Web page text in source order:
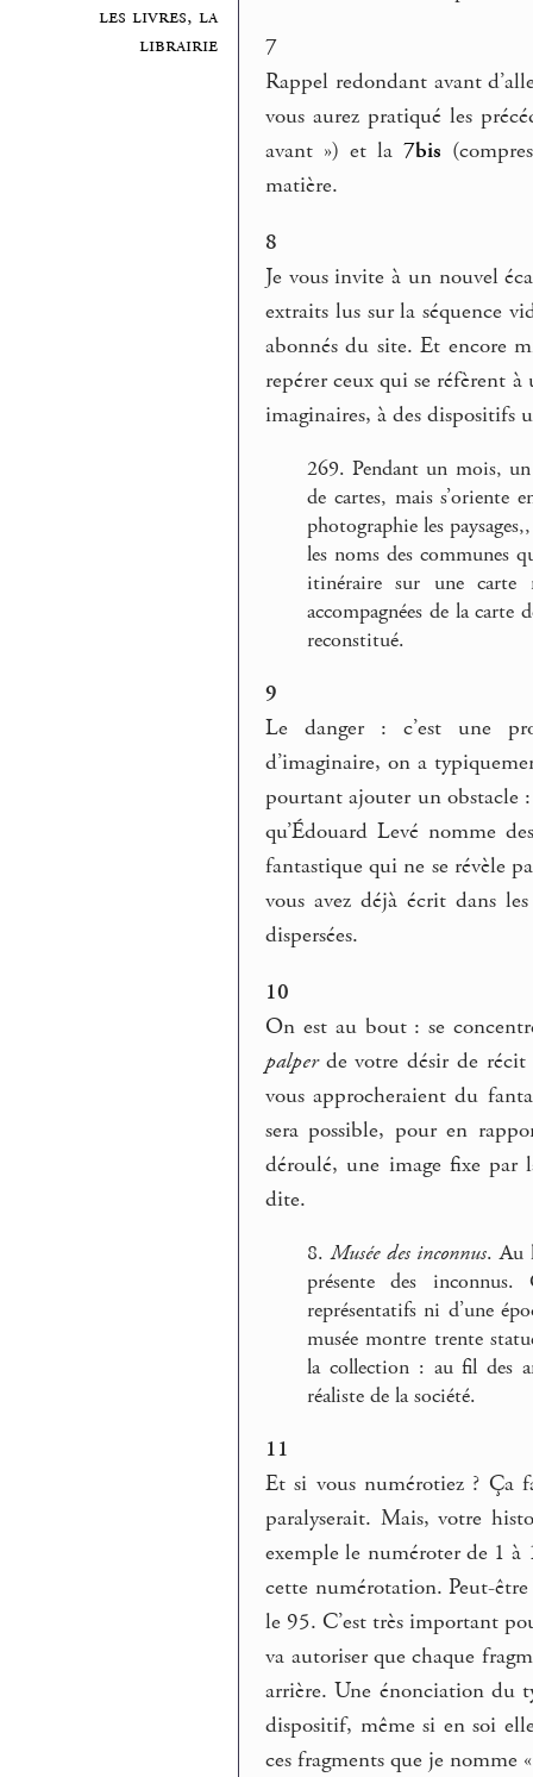
les livres, la
librairie
7
Rappel redondant avant
vous aurez pratiqué les
avant ») et la 7bis
matière.
8
Je vous invite à un nouvel
extraits lus sur la séquence
abonnés du site. Et encore
repérer ceux qui se réfèrent
imaginaires, à des dispositifs
269. Pendant un mois,
de cartes, mais s’oriente
photographie les
les noms des communes
itinéraire sur une carte
accompagnées de la
reconstitué.
9
Le danger : c’est une
d’imaginaire, on a
pourtant ajouter un obstacle :
qu’Édouard Levé nomme
fantastique qui ne se révèle
vous avez déjà écrit dans
dispersées.
10
On est au bout : se
palperde votre désir de récit
vous approcheraient du
sera possible, pour en
déroulé, une image fixe par
dite.
8.Musée des inconnus. Au
présente des
représentatifs ni d’une
musée montre trente
la collection : au fil des
réaliste de la société.
11
Et si vous numérotiez ?
paralyserait. Mais, votre
exemple le numéroter de 1 à
cette numérotation. Peut-
le 95. C’est très important
va autoriser que chaque
arrière. Une énonciation du
dispositif, même si en soi
ces fragments que je nomme